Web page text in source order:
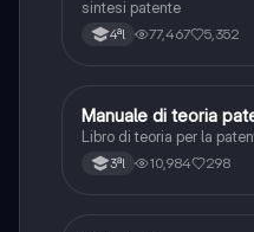
sintesi patente
4ªl 77,467 5,352
Italiano
Manuale di teoria
Libro di teoria per la
3ªl 10,984 298